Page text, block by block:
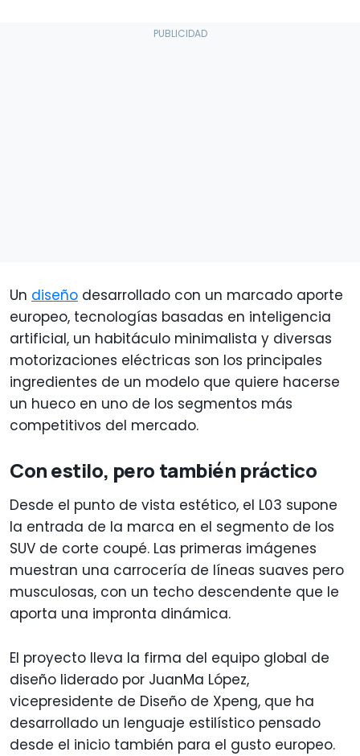
Un diseño desarrollado con un marcado aporte
europeo, tecnologías basadas en inteligencia
artificial, un habitáculo minimalista y diversas
motorizaciones eléctricas son los principales
ingredientes de un modelo que quiere hacerse
un hueco en uno de los segmentos más
competitivos del mercado.
Con estilo, pero también práctico
Desde el punto de vista estético, el L03 supone
la entrada de la marca en el segmento de los
SUV de corte coupé. Las primeras imágenes
muestran una carrocería de líneas suaves pero
musculosas, con un techo descendente que le
aporta una impronta dinámica.
El proyecto lleva la firma del equipo global de
diseño liderado por JuanMa López,
vicepresidente de Diseño de Xpeng, que ha
desarrollado un lenguaje estilístico pensado
desde el inicio también para el gusto europeo.